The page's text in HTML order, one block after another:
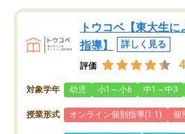
トウコベ【東大生
指導】
詳しく見る
評価
対象学年 幼児 小1～小6 中1～中3
授業形式 オンライン個別指導(1:1) 個